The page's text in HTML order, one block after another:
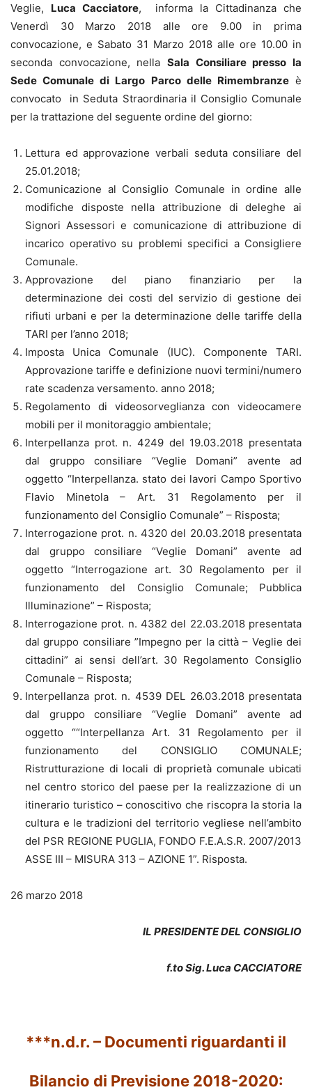
Veglie, Luca Cacciatore, informa la Cittadinanza che
Venerdì 30 Marzo 2018 alle ore 9.00 in prima
convocazione, e Sabato 31 Marzo 2018 alle ore 10.00 in
seconda convocazione, nella Sala Consiliare presso la
Sede Comunale di Largo Parco delle Rimembranzeè
convocato in Seduta Straordinaria il Consiglio Comunale
per la trattazione del seguente ordine del giorno:
Lettura ed approvazione verbali seduta consiliare del
25.01.2018;
Comunicazione al Consiglio Comunale in ordine alle
modifiche disposte nella attribuzione di deleghe ai
Signori Assessori e comunicazione di attribuzione di
incarico operativo su problemi specifici a Consigliere
Comunale.
Approvazione del piano finanziario per la
determinazione dei costi del servizio di gestione dei
rifiuti urbani e per la determinazione delle tariffe della
TARI per l’anno 2018;
Imposta Unica Comunale (IUC). Componente TARI.
Approvazione tariffe e definizione nuovi termini/numero
rate scadenza versamento. anno 2018;
Regolamento di videosorveglianza con videocamere
mobili per il monitoraggio ambientale;
Interpellanza prot. n. 4249 del 19.03.2018 presentata
dal gruppo consiliare “Veglie Domani” avente ad
oggetto “Interpellanza. stato dei lavori Campo Sportivo
Flavio Minetola – Art. 31 Regolamento per il
funzionamento del Consiglio Comunale” – Risposta;
Interrogazione prot. n. 4320 del 20.03.2018 presentata
dal gruppo consiliare “Veglie Domani” avente ad
oggetto “Interrogazione art. 30 Regolamento per il
funzionamento del Consiglio Comunale; Pubblica
Illuminazione” – Risposta;
Interrogazione prot. n. 4382 del 22.03.2018 presentata
dal gruppo consiliare ”Impegno per la città – Veglie dei
cittadini” ai sensi dell’art. 30 Regolamento Consiglio
Comunale – Risposta;
Interpellanza prot. n. 4539 DEL 26.03.2018 presentata
dal gruppo consiliare “Veglie Domani” avente ad
oggetto ““Interpellanza Art. 31 Regolamento per il
funzionamento del CONSIGLIO COMUNALE;
Ristrutturazione di locali di proprietà comunale ubicati
nel centro storico del paese per la realizzazione di un
itinerario turistico – conoscitivo che riscopra la storia la
cultura e le tradizioni del territorio vegliese nell’ambito
del PSR REGIONE PUGLIA, FONDO F.E.A.S.R. 2007/2013
ASSE III – MISURA 313 – AZIONE 1”. Risposta.
26 marzo 2018
IL PRESIDENTE DEL CONSIGLIO
f.to Sig. Luca CACCIATORE
***n.d.r. – Documenti riguardanti il
Bilancio di Previsione 2018-2020: